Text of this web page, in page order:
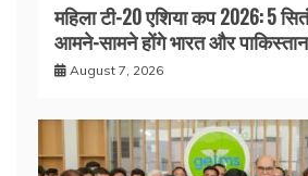
महिला टी-20 एशिया कप 2026: 5
आमने-सामने होंगे भारत और पाकिस्तान
August 7, 2026